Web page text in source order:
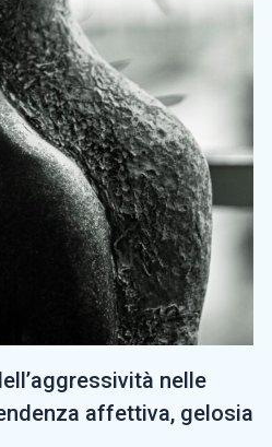
nelle
affettiva, gelosia